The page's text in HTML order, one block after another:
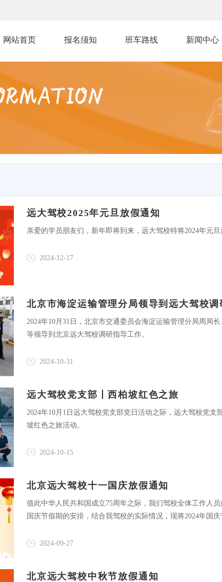
网站首页 报名须知 班车路线 新闻中心
远大驾校2025年元旦放假通知
亲爱的学员朋友们，新年即将到来，远大驾校特将2024年元
2024-12-17
北京市海淀运输管理分局领导到远大驾校调
2024年10月31日，北京市交通委员会海淀运输管理分局周局
等领导到北京远大驾校调研指导工作。
2024-10-31
远大驾校党支部丨西柏坡红色之旅
2024年10月1日远大驾校党支部党日活动之际，远大驾校党
坡红色之旅活动。
2024-10-15
北京远大驾校十一国庆放假通知
值此中华人民共和国成立75周年之际，我们驾校全体工作人
国庆节假期的安排，结合我驾校的实际情况，现将2024年国
2024-09-27
北京远大驾校中秋节放假通知